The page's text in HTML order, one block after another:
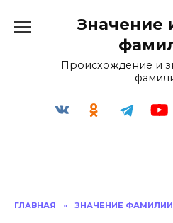
Значение
Происхождение и
ГЛАВНАЯ » ЗНАЧЕНИЕ ФАМИЛИИ